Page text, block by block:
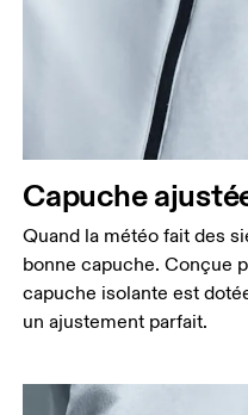
Capuche
Quand la météo fait des
bonne capuche. Conçue
capuche isolante est
un ajustement parfait.